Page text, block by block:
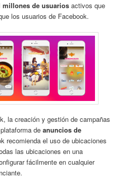
millones de usuariosactivos que
los usuarios de Facebook.
la creación y gestión de campañas
de anuncios de
recomienda el uso de ubicaciones
las ubicaciones en una
fácilmente en cualquier